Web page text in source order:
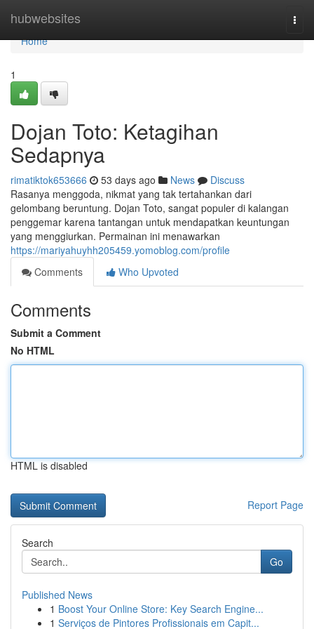
hubwebsites
Home
Home
1
Dojan Toto: Ketagihan
Sedapnya
rimatiktok653666 53 days ago News
Discuss
Rasanya menggoda, nikmat yang tak tertahankan dari
gelombang beruntung. Dojan Toto, sangat populer di kalangan
penggemar karena tantangan untuk mendapatkan keuntungan
yang menggiurkan. Permainan ini menawarkan
https://mariyahuyhh205459.yomoblog.com/profile
Comments
Who Upvoted
Comments
Submit a Comment
No HTML
HTML is disabled
Report Page
Search
Go
Published News
1 Boost Your Online Store: Key Search Engine...
1 Serviços de Pintores Profissionais em Capit...